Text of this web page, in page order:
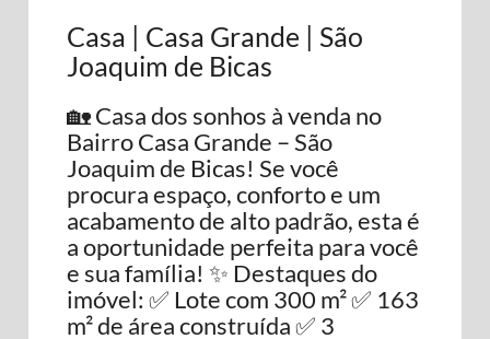
Casa | Casa Grande | São
Joaquim de Bicas
🏡 Casa dos sonhos à venda no
Bairro Casa Grande – São
Joaquim de Bicas! Se você
procura espaço, conforto e um
acabamento de alto padrão, esta é
a oportunidade perfeita para você
e sua família! ✨ Destaques do
imóvel: ✅ Lote com 300 m² ✅ 163
m² de área construída ✅ 3